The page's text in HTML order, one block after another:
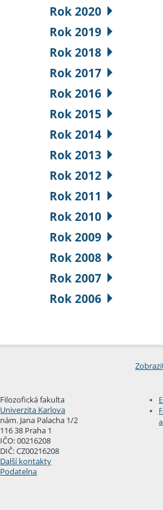
Rok 2020
Rok 2019
Rok 2018
Rok 2017
Rok 2016
Rok 2015
Rok 2014
Rok 2013
Rok 2012
Rok 2011
Rok 2010
Rok 2009
Rok 2008
Rok 2007
Rok 2006
Filozofická fakulta
Univerzita Karlova
nám. Jana Palacha 1/2
116 38 Praha 1
IČO: 00216208
DIČ: CZ00216208
Další kontakty
Podatelna